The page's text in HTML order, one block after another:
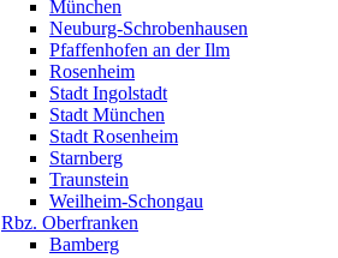
München
Neuburg-Schrobenhausen
Pfaffenhofen an der Ilm
Rosenheim
Stadt Ingolstadt
Stadt München
Stadt Rosenheim
Starnberg
Traunstein
Weilheim-Schongau
Rbz. Oberfranken
Bamberg